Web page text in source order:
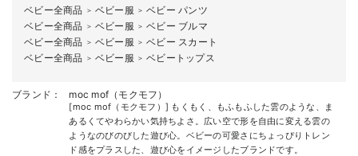
ベビー全商品 ＞ ベビー服 ＞ ベビー パンツ
ベビー全商品
＞ ベビー服 ＞ ベビー ブルマ
ベビー全商品
＞ ベビー服 ＞ ベビー スカート
ベビー全商品
＞ ベビー服 ＞ ベビートップス
ブランド： moc mof（モクモフ）
[moc mof（モクモフ）] もくもく、もふもふした雲のような、ま
あるくてやわらかい気持ちよさ。広い空で形を自由に変える雲の
ようなのびのびした遊び心。ベビーの可愛さにちょっぴりトレン
ド感をプラスした、遊び心をイメージしたブランドです。